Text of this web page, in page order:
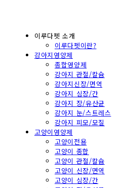
이루다펫 소개
이루다펫이란?
강아지영양제
종합영양제
강아지 관절/칼슘
강아지신장/면역
강아지 심장/간
강아지 장/유산균
강아지 눈/스트레스
강아지 피모/모질
고양이영양제
고양이전용
고양이 종합
고양이 관절/칼슘
고양이 신장/면역
고양이 심장/간